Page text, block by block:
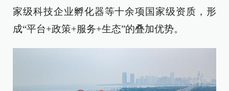
家级科技企业孵化器等十余项国家级资质，形
成“平台+政策+服务+生态”的叠加优势。